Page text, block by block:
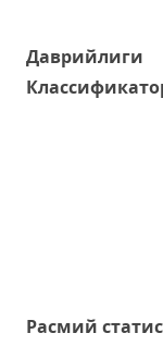
Даврийлиги
Расмий